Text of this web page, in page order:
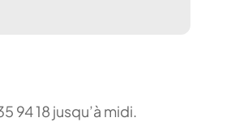
94 18 jusqu’à midi.